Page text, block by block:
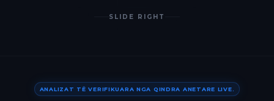
SLIDE RIGHT
ANALIZAT TË VERIFIKUARA NGA QINDRA ANETARE LIVE.